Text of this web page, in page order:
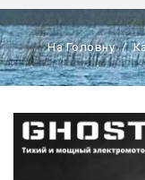
На Головну